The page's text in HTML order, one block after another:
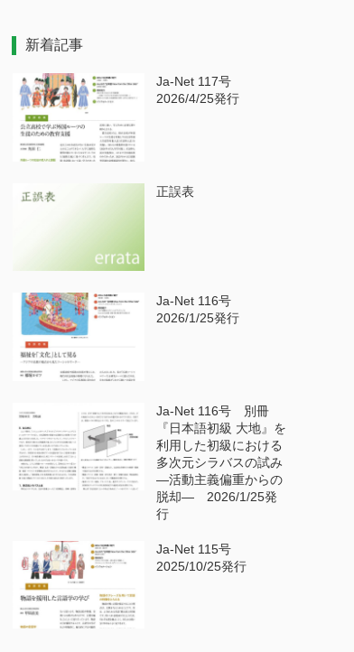
新着記事
Ja-Net 117号
2026/4/25発行
正誤表
Ja-Net 116号
2026/1/25発行
Ja-Net 116号 別冊
『日本語初級 大地』を
利用した初級における
多次元シラバスの試み
—活動主義偏重からの
脱却— 2026/1/25発
行
Ja-Net 115号
2025/10/25発行